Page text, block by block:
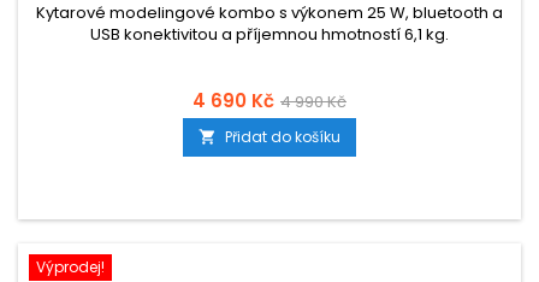
Kytarové modelingové kombo s výkonem 25 W, bluetooth a
USB konektivitou a příjemnou hmotností 6,1 kg.
4 690 Kč 4 990 Kč
 Přidat do košíku
Výprodej!